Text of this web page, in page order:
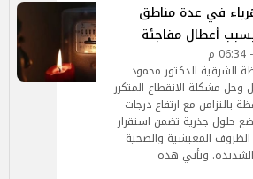
في عدة مناطق
أعطال مفاجئة
الشرقية الدكتور محمود
وحل مشكلة الانقطاع المتكرر
بالتزامن مع ارتفاع درجات
حلول جذرية تضمن استقرار
الظروف المعيشية والصحية
وتأتي هذه